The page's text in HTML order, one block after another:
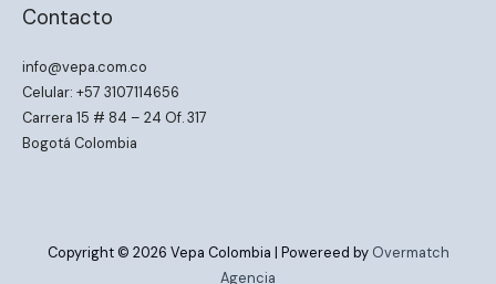
Contacto
info@vepa.com.co
Celular: +57 3107114656
Carrera 15 # 84 – 24 Of. 317
Bogotá Colombia
Copyright © 2026 Vepa Colombia | Powereed by Overmatch
Agencia